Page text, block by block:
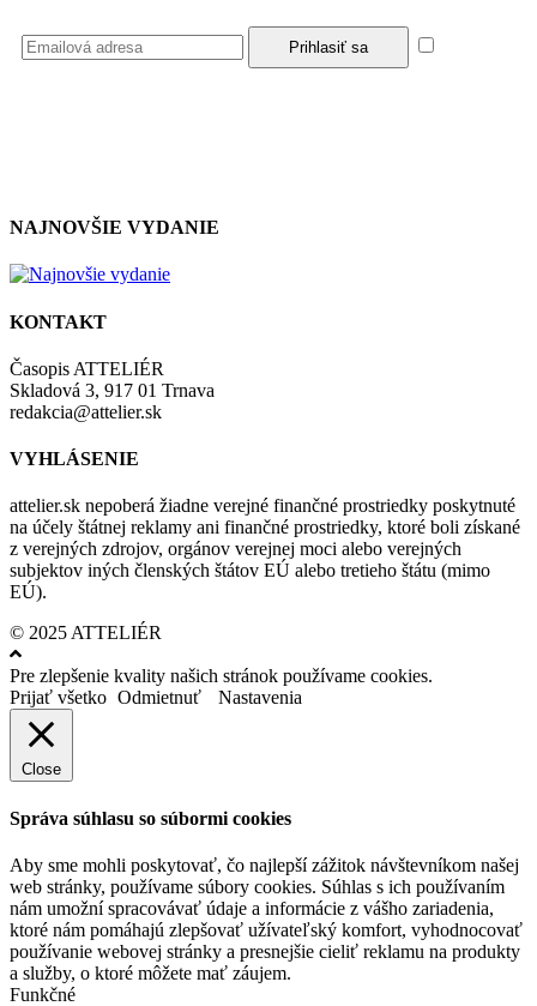
NAJNOVŠIE VYDANIE
KONTAKT
Časopis ATTELIÉR
Skladová 3, 917 01 Trnava
redakcia@attelier.sk
VYHLÁSENIE
attelier.sk nepoberá žiadne verejné finančné prostriedky poskytnuté
na účely štátnej reklamy ani finančné prostriedky, ktoré boli získané
z verejných zdrojov, orgánov verejnej moci alebo verejných
subjektov iných členských štátov EÚ alebo tretieho štátu (mimo
EÚ).
© 2025 ATTELIÉR
Pre zlepšenie kvality našich stránok používame cookies.
Prijať všetko Odmietnuť Nastavenia
Close
Správa súhlasu so súbormi cookies
Aby sme mohli poskytovať, čo najlepší zážitok návštevníkom našej
web stránky, používame súbory cookies. Súhlas s ich používaním
nám umožní spracovávať údaje a informácie z vášho zariadenia,
ktoré nám pomáhajú zlepšovať užívateľský komfort, vyhodnocovať
používanie webovej stránky a presnejšie cieliť reklamu na produkty
a služby, o ktoré môžete mať záujem.
Funkčné